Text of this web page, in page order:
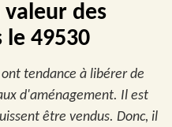
des
le 49530
tendance à libérer de
d'aménagement. Il est
être vendus. Donc, il